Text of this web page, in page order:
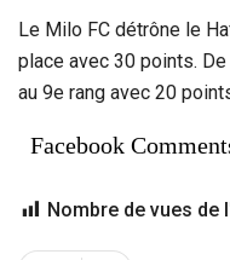
Le Milo FC détrône le
place avec 30 points.
au 9e rang avec 20
Facebook
Nombre de vues de